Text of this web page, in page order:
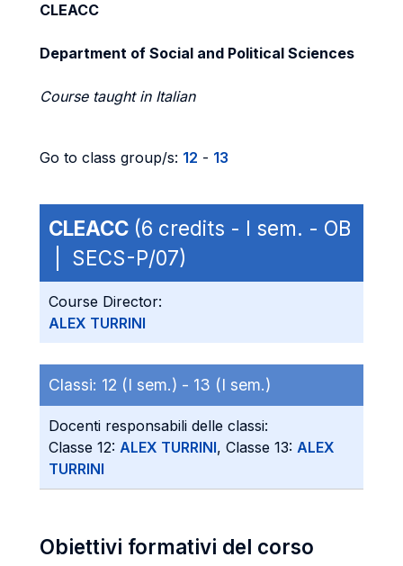
CLEACC
Department of Social and Political Sciences
Course taught in Italian
Go to class group/s: 12 - 13
CLEACC (6 credits - I sem. - OB
| SECS-P/07)
Course Director:
ALEX TURRINI
Classi: 12 (I sem.) - 13 (I sem.)
Docenti responsabili delle classi:
Classe 12: ALEX TURRINI, Classe 13: ALEX
TURRINI
Obiettivi formativi del corso